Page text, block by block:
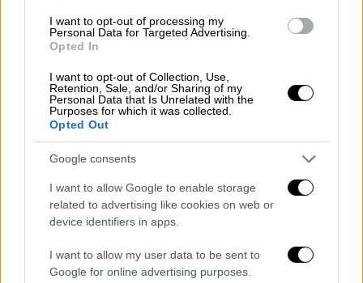
I want to opt-out of processing my
Personal Data for Targeted Advertising.
Opted In
I want to opt-out of Collection, Use,
Retention, Sale, and/or Sharing of my
Personal Data that Is Unrelated with the
Purposes for which it was collected.
Opted Out
Google consents
I want to allow Google to enable storage
related to advertising like cookies on web or
device identifiers in apps.
I want to allow my user data to be sent to
Google for online advertising purposes.
Ελλάδα|16.06.2021 19:29
Ελληνικό: Πράσινο φως από το ΣτΕ για
να προχωρήσουν τα έργα στο
Μητροπολιτικό Πάρκο
Προχωρουν τα έργα στο Μητροπολιτικό
Πάρκο του Ελληνικού σύμφωνα με απόφαση
του Συμβουλίου της Επικρατείας